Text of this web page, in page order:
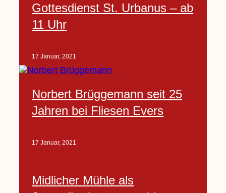
Gottesdienst St. Urbanus – ab
11 Uhr
17 Januar, 2021
Norbert Brüggemann seit 25
Jahren bei Fliesen Evers
17 Januar, 2021
Midlicher Mühle als